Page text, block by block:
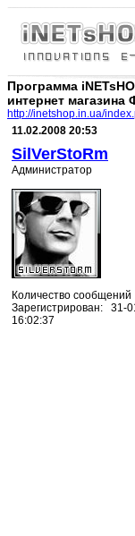
Программа
интернет
http://inetshop.in.ua/
11.02.2008 20:53
SilVerStoRm
Администратор
Количество
Зарегистрирован: 31-
16:02:37